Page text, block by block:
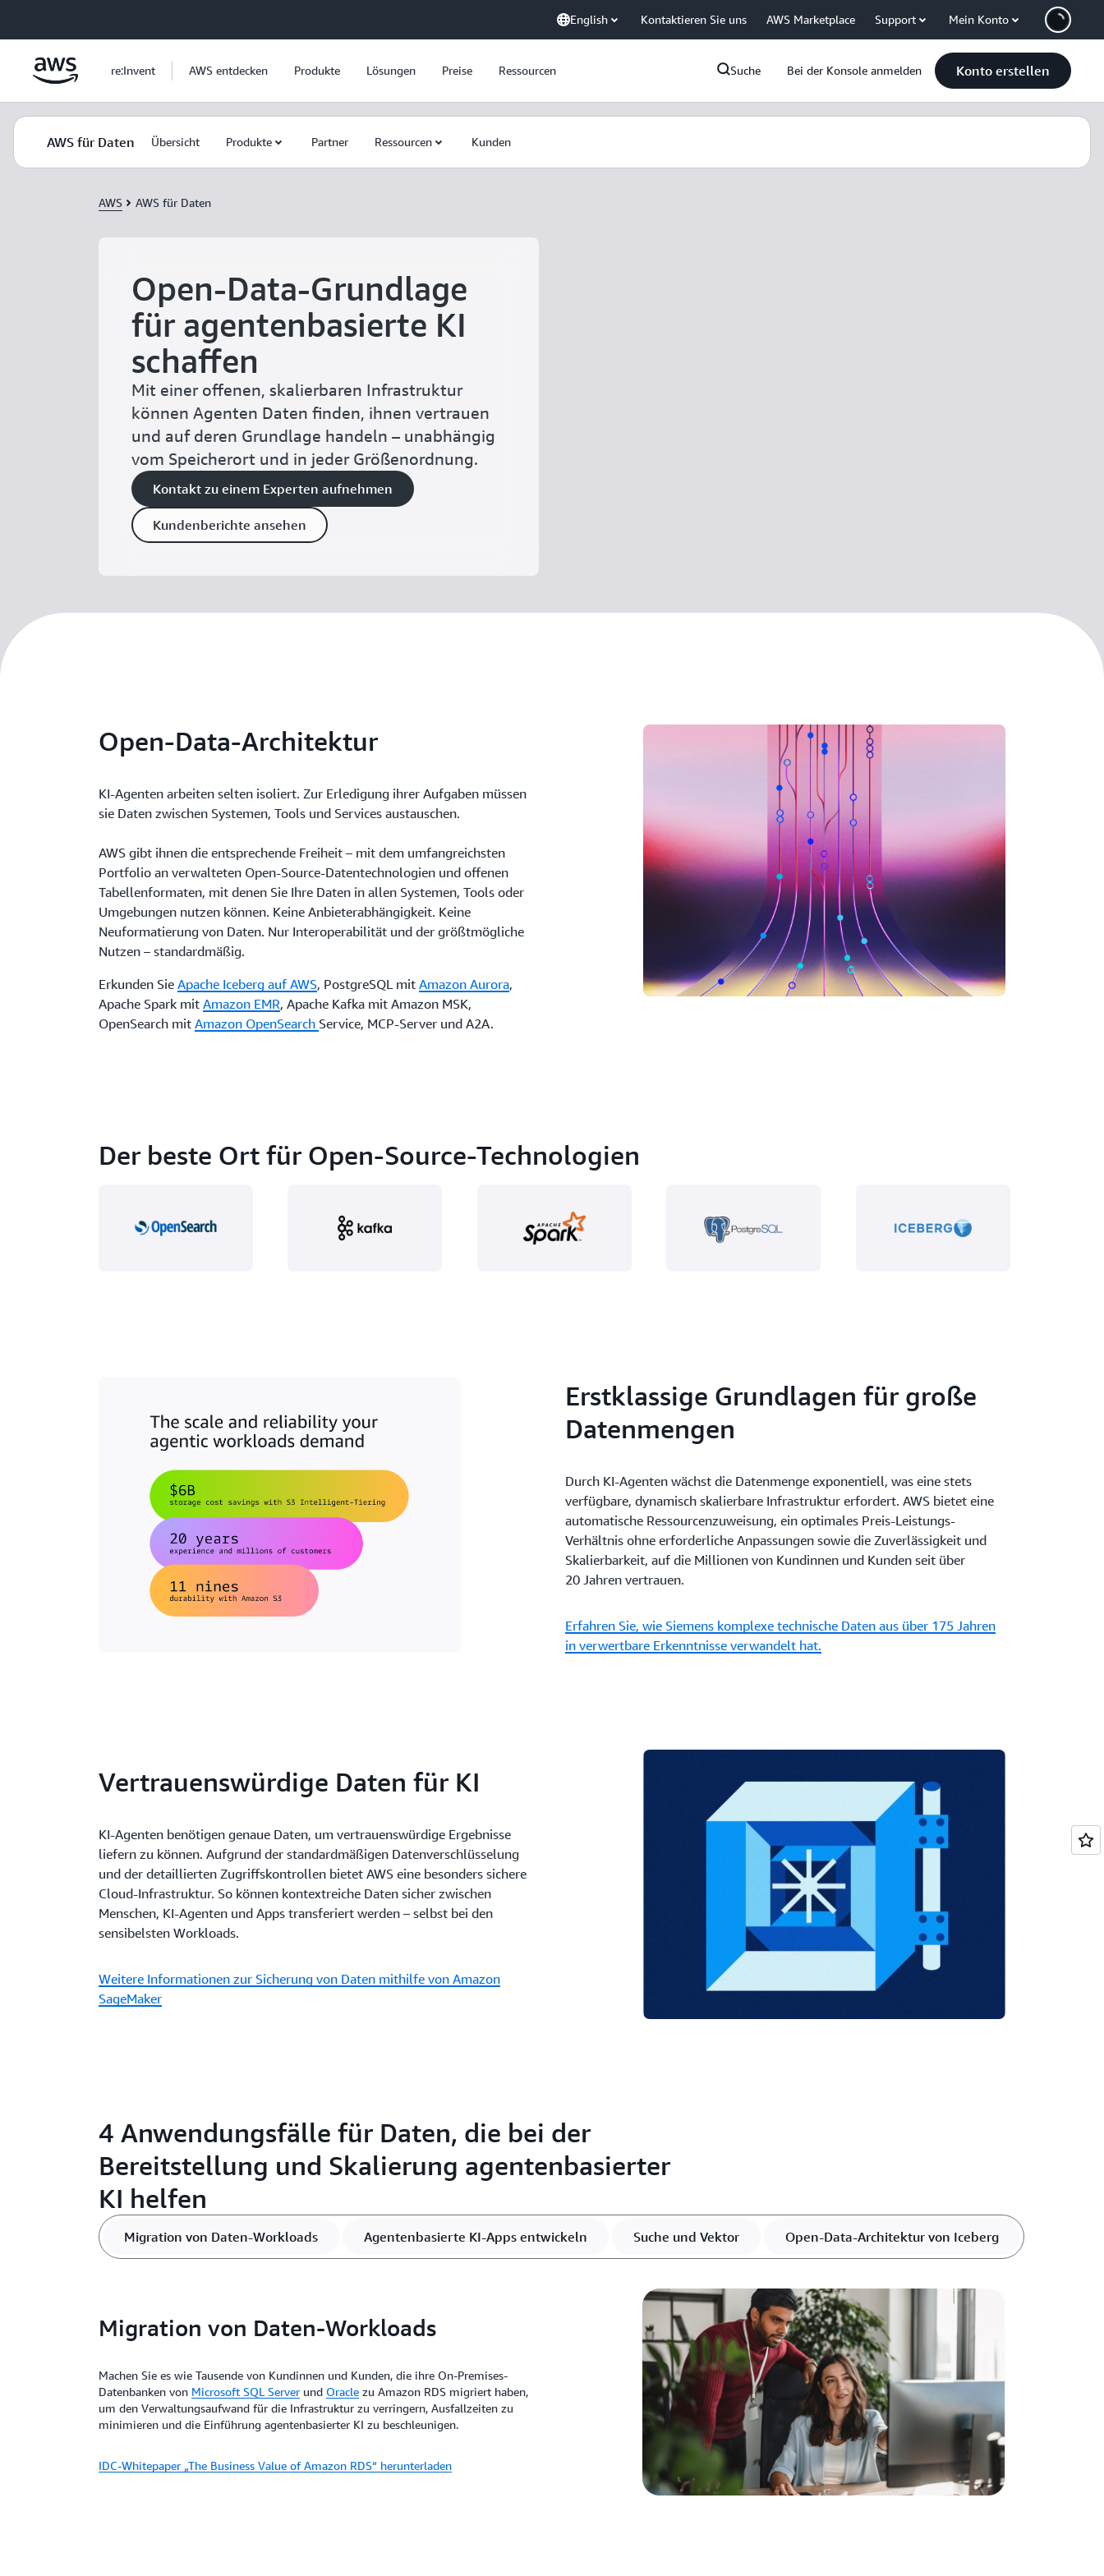
English Kontaktieren Sie uns AWS Marketplace Support Mein Konto
re:Invent AWS entdecken Produkte Lösungen Preise Ressourcen Suche Bei der Konsole anmelden Konto erstellen
AWS für Daten Übersicht Produkte Partner Ressourcen Kunden
AWS AWS für Daten
Open-Data-Grundlage
für agentenbasierte KI
schaffen
Mit einer offenen, skalierbaren Infrastruktur
können Agenten Daten finden, ihnen vertrauen
und auf deren Grundlage handeln – unabhängig
vom Speicherort und in jeder Größenordnung.
Kontakt zu einem Experten aufnehmen
Kundenberichte ansehen
Open-Data-Architektur
KI-Agenten arbeiten selten isoliert. Zur Erledigung ihrer Aufgaben müssen
sie Daten zwischen Systemen, Tools und Services austauschen.
AWS gibt ihnen die entsprechende Freiheit – mit dem umfangreichsten
Portfolio an verwalteten Open-Source-Datentechnologien und offenen
Tabellenformaten, mit denen Sie Ihre Daten in allen Systemen, Tools oder
Umgebungen nutzen können. Keine Anbieterabhängigkeit. Keine
Neuformatierung von Daten. Nur Interoperabilität und der größtmögliche
Nutzen – standardmäßig.
Erkunden SieApache Iceberg auf AWS, PostgreSQL mitAmazon Aurora,
Apache Spark mitAmazon EMR,Apache Kafka mit Amazon MSK,
OpenSearch mitAmazon OpenSearch Service, MCP-Server und A2A.
Der beste Ort für Open-Source-Technologien
Erstklassige Grundlagen für große
Datenmengen
Durch KI-Agenten wächst die Datenmenge exponentiell, was eine stets
verfügbare, dynamisch skalierbare Infrastruktur erfordert. AWS bietet eine
automatische Ressourcenzuweisung, ein optimales Preis-Leistungs-
Verhältnis ohne erforderliche Anpassungen sowie die Zuverlässigkeit und
Skalierbarkeit, auf die Millionen von Kundinnen und Kunden seit über
20 Jahren vertrauen.
Erfahren Sie, wie Siemens komplexe technische Daten aus über 175 Jahren
in verwertbare Erkenntnisse verwandelt hat.
Vertrauenswürdige Daten für KI
KI-Agenten benötigen genaue Daten, um vertrauenswürdige Ergebnisse
liefern zu können. Aufgrund der standardmäßigen Datenverschlüsselung
und der detaillierten Zugriffskontrollen bietet AWS eine besonders sichere
Cloud-Infrastruktur. So können kontextreiche Daten sicher zwischen
Menschen, KI-Agenten und Apps transferiert werden – selbst bei den
sensibelsten Workloads.
Weitere Informationen zur Sicherung von Daten mithilfe von Amazon
SageMaker
4 Anwendungsfälle für Daten, die bei der
Bereitstellung und Skalierung agentenbasierter
KI helfen
Migration von Daten-Workloads Agentenbasierte KI-Apps entwickeln Suche und Vektor Open-Data-Architektur von Iceberg
Migration von Daten-Workloads
Machen Sie es wie Tausende von Kundinnen und Kunden, die ihre On-Premises-
Datenbanken von Microsoft SQL Server und Oracle zu Amazon RDS migriert haben,
um den Verwaltungsaufwand für die Infrastruktur zu verringern, Ausfallzeiten zu
minimieren und die Einführung agentenbasierter KI zu beschleunigen.
IDC-Whitepaper „The Business Value of Amazon RDS“ herunterladen